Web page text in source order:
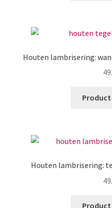
Houten lambrisering:
Product
Houten lambrisering:
Product